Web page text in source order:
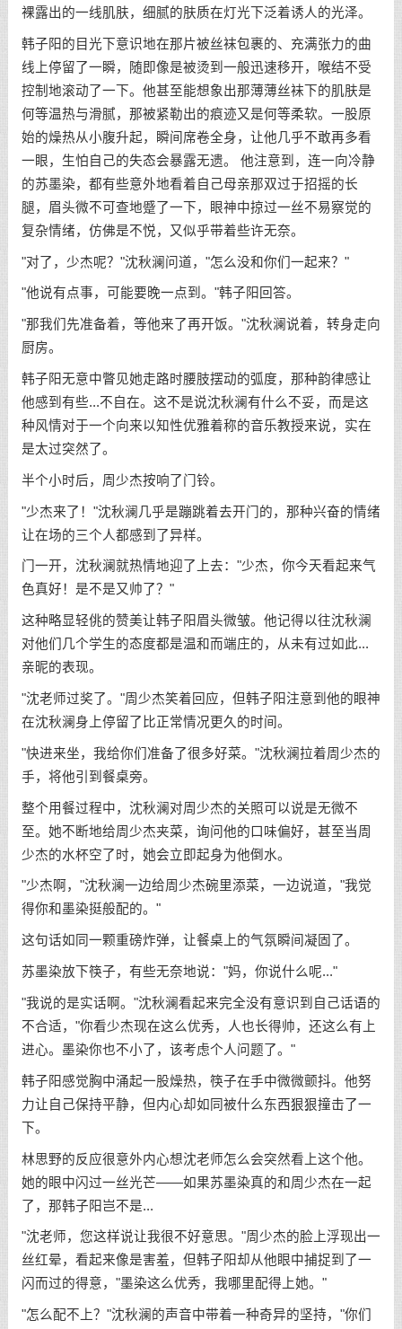
裸露出的一线肌肤，细腻的肤质在灯光下泛着诱人的光泽。
韩子阳的目光下意识地在那片被丝袜包裹的、充满张力的曲
线上停留了一瞬，随即像是被烫到一般迅速移开，喉结不受
控制地滚动了一下。他甚至能想象出那薄薄丝袜下的肌肤是
何等温热与滑腻，那被紧勒出的痕迹又是何等柔软。一股原
始的燥热从小腹升起，瞬间席卷全身，让他几乎不敢再多看
一眼，生怕自己的失态会暴露无遗。 他注意到，连一向冷静
的苏墨染，都有些意外地看着自己母亲那双过于招摇的长
腿，眉头微不可查地蹙了一下，眼神中掠过一丝不易察觉的
复杂情绪，仿佛是不悦，又似乎带着些许无奈。
"对了，少杰呢？"沈秋澜问道，"怎么没和你们一起来？"
"他说有点事，可能要晚一点到。"韩子阳回答。
"那我们先准备着，等他来了再开饭。"沈秋澜说着，转身走向
厨房。
韩子阳无意中瞥见她走路时腰肢摆动的弧度，那种韵律感让
他感到有些...不自在。这不是说沈秋澜有什么不妥，而是这
种风情对于一个向来以知性优雅着称的音乐教授来说，实在
是太过突然了。
半个小时后，周少杰按响了门铃。
"少杰来了！"沈秋澜几乎是蹦跳着去开门的，那种兴奋的情绪
让在场的三个人都感到了异样。
门一开，沈秋澜就热情地迎了上去："少杰，你今天看起来气
色真好！是不是又帅了？"
这种略显轻佻的赞美让韩子阳眉头微皱。他记得以往沈秋澜
对他们几个学生的态度都是温和而端庄的，从未有过如此...
亲昵的表现。
"沈老师过奖了。"周少杰笑着回应，但韩子阳注意到他的眼神
在沈秋澜身上停留了比正常情况更久的时间。
"快进来坐，我给你们准备了很多好菜。"沈秋澜拉着周少杰的
手，将他引到餐桌旁。
整个用餐过程中，沈秋澜对周少杰的关照可以说是无微不
至。她不断地给周少杰夹菜，询问他的口味偏好，甚至当周
少杰的水杯空了时，她会立即起身为他倒水。
"少杰啊，"沈秋澜一边给周少杰碗里添菜，一边说道，"我觉
得你和墨染挺般配的。"
这句话如同一颗重磅炸弹，让餐桌上的气氛瞬间凝固了。
苏墨染放下筷子，有些无奈地说："妈，你说什么呢..."
"我说的是实话啊。"沈秋澜看起来完全没有意识到自己话语的
不合适，"你看少杰现在这么优秀，人也长得帅，还这么有上
进心。墨染你也不小了，该考虑个人问题了。"
韩子阳感觉胸中涌起一股燥热，筷子在手中微微颤抖。他努
力让自己保持平静，但内心却如同被什么东西狠狠撞击了一
下。
林思野的反应很意外内心想沈老师怎么会突然看上这个他。
她的眼中闪过一丝光芒——如果苏墨染真的和周少杰在一起
了，那韩子阳岂不是...
"沈老师，您这样说让我很不好意思。"周少杰的脸上浮现出一
丝红晕，看起来像是害羞，但韩子阳却从他眼中捕捉到了一
闪而过的得意，"墨染这么优秀，我哪里配得上她。"
"怎么配不上？"沈秋澜的声音中带着一种奇异的坚持，"你们